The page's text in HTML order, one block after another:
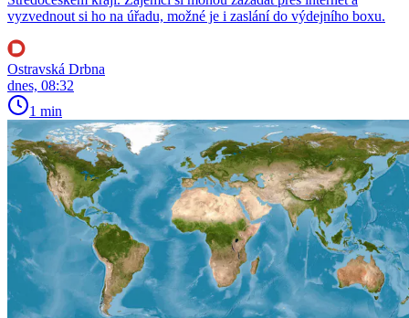
vyzvednout si ho na úřadu, možné je i zaslání do výdejního boxu.
Ostravská Drbna
dnes, 08:32
1 min